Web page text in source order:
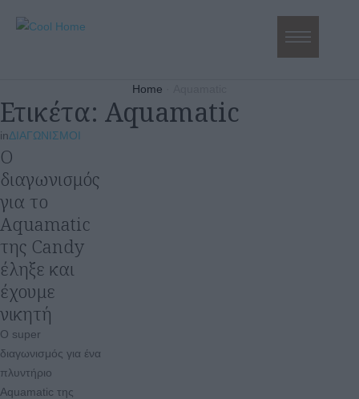
Home
Ετικέτα: Aquamatic
inΔΙΑΓΩΝΙΣΜΟΙ
Ο
διαγωνισμός
για το
Aquamatic
της Candy
έληξε και
έχουμε
νικητή
Ο super
διαγωνισμός για ένα
πλυντήριο
Aquamatic της